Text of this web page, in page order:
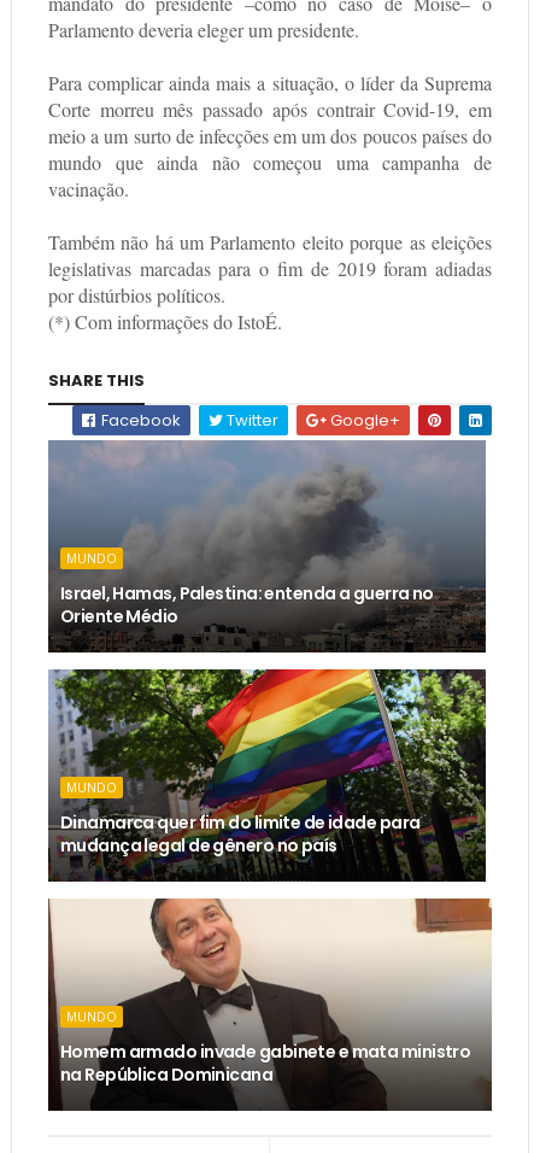
Parlamento deveria eleger um presidente.
Para complicar ainda mais a situação, o líder da Suprema
Corte morreu mês passado após contrair Covid-19, em
meio a um surto de infecções em um dos poucos países do
mundo que ainda não começou uma campanha de
vacinação.
Também não há um Parlamento eleito porque as eleições
legislativas marcadas para o fim de 2019 foram adiadas
por distúrbios políticos.
(*) Com informações do IstoÉ.
SHARE THIS
Facebook
Twitter Google+
MUNDO
Israel, Hamas, Palestina: entenda a guerra no
Oriente Médio
MUNDO
Dinamarca quer fim do limite de idade para
mudança legal de gênero no país
MUNDO
Homem armado invade gabinete e mata ministro
na República Dominicana